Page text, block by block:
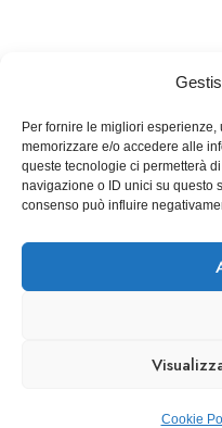
Per fornire le migliori
memorizzare e/o accedere alle
queste tecnologie ci permetterà
navigazione o ID unici su questo
consenso può influire
Cookie